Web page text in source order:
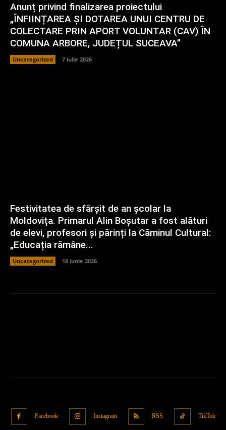
Anunț privind finalizarea proiectului
„ÎNFIINȚAREA ȘI DOTAREA UNUI CENTRU DE
COLECTARE PRIN APORT VOLUNTAR (CAV) ÎN
COMUNA ARBORE, JUDEȚUL SUCEAVA”
Uncategorized 7 iulie 2026
Festivitatea de sfârșit de an școlar la
Moldovița. Primarul Alin Boșutar a fost alături
de elevi, profesori și părinți la Căminul Cultural:
„Educația rămâne...
Uncategorized 18 iunie 2026
Facebook Instagram RSS TikTok